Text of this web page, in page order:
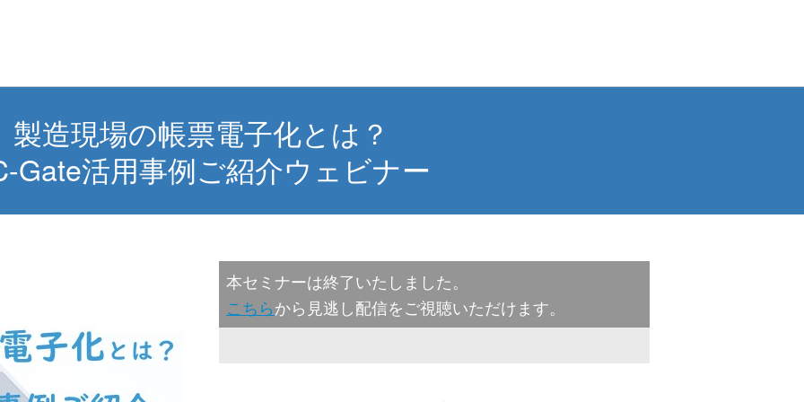
製造現場の帳票電子化とは？
Gate活用事例ご紹介ウェビナー
本セミナーは終了いたしました。
こちらから見逃し配信をご視聴いただけます。